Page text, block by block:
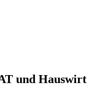
und Hauswirt